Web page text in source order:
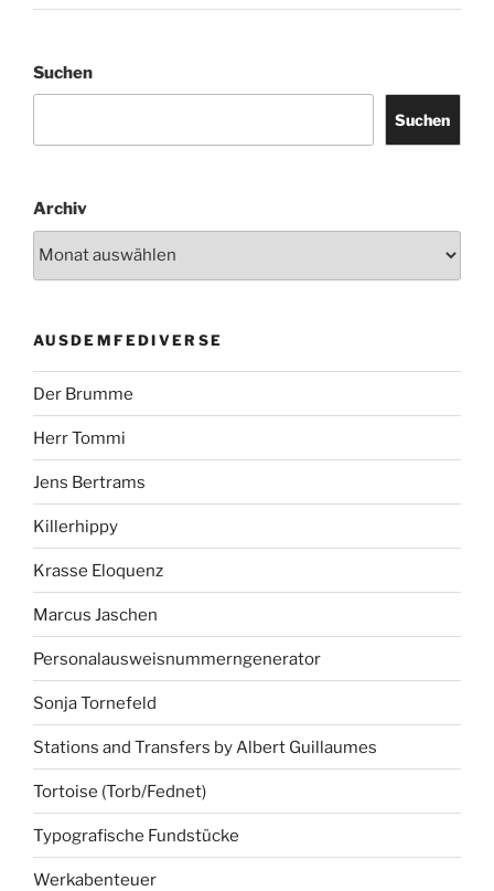
Suchen
Suchen
Archiv
AUSDEMFEDIVERSE
Der Brumme
Herr Tommi
Jens Bertrams
Killerhippy
Krasse Eloquenz
Marcus Jaschen
Personalausweisnummerngenerator
Sonja Tornefeld
Stations and Transfers by Albert Guillaumes
Tortoise (Torb/Fednet)
Typografische Fundstücke
Werkabenteuer